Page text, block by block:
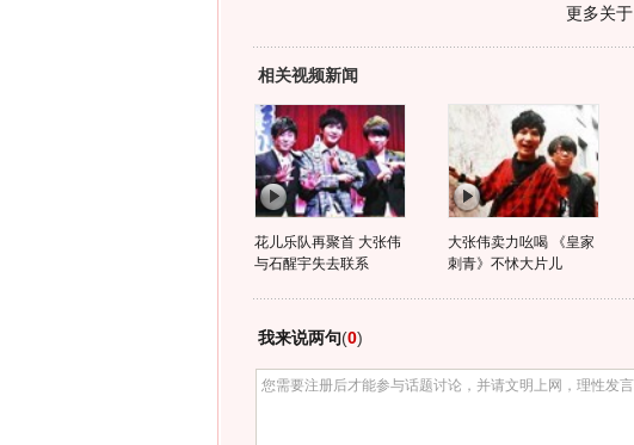
更多关于
相关视频新闻
花儿乐队再聚首 大张伟
与石醒宇失去联系
大张伟卖力吆喝 《皇家
刺青》不怵大片儿
我来说两句(0)